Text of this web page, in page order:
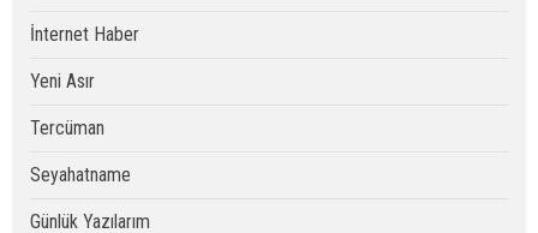
İnternet Haber
Yeni Asır
Tercüman
Seyahatname
Günlük Yazılarım